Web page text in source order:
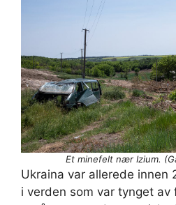
Et minefelt nær Izium.
Ukraina var allerede
i verden som var tynget av